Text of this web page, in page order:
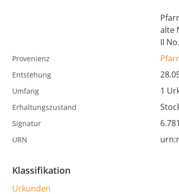
alte
II
Provenienz
Entstehung
Umfang 1
Erhaltungszustand
Signatur
URN
Klassifikation
Urkunden